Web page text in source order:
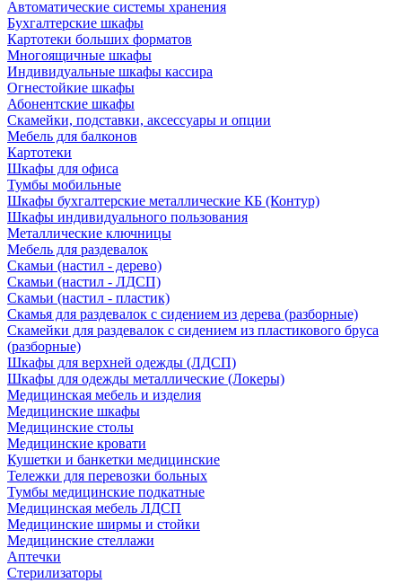
Автоматические системы хранения
Бухгалтерские шкафы
Картотеки больших форматов
Многоящичные шкафы
Индивидуальные шкафы кассира
Огнестойкие шкафы
Абонентские шкафы
Скамейки, подставки, аксессуары и опции
Мебель для балконов
Картотеки
Шкафы для офиса
Тумбы мобильные
Шкафы бухгалтерские металлические КБ (Контур)
Шкафы индивидуального пользования
Металлические ключницы
Мебель для раздевалок
Скамьи (настил - дерево)
Скамьи (настил - ЛДСП)
Скамьи (настил - пластик)
Скамья для раздевалок с сидением из дерева (разборные)
Скамейки для раздевалок с сидением из пластикового бруса
(разборные)
Шкафы для верхней одежды (ЛДСП)
Шкафы для одежды металлические (Локеры)
Медицинская мебель и изделия
Медицинские шкафы
Медицинские столы
Медицинские кровати
Кушетки и банкетки медицинские
Тележки для перевозки больных
Тумбы медицинские подкатные
Медицинская мебель ЛДСП
Медицинские ширмы и стойки
Медицинские стеллажи
Аптечки
Стерилизаторы